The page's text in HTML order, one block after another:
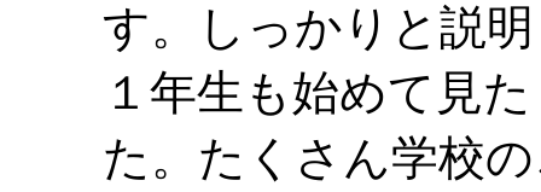
す。しっかりと説
１年生も始めて見
た。たくさん学校